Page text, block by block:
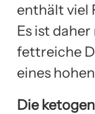
enthält viel
Es ist
fettreiche
eines
Die